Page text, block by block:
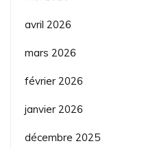
avril 2026
mars 2026
février 2026
janvier 2026
décembre 2025